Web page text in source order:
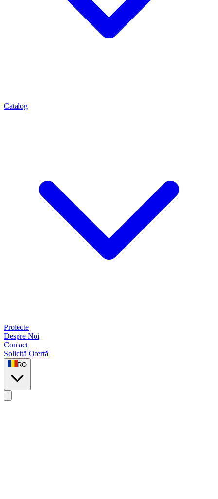
Catalog
Proiecte
Despre Noi
Contact
Solicită Ofertă
RO